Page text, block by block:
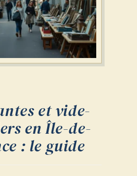
et vide-
en Île-de-
: le guide